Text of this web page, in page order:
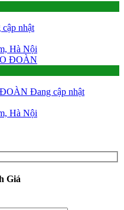
nhật
Hà Nội
Đang cập nhật
Hà Nội
Giá